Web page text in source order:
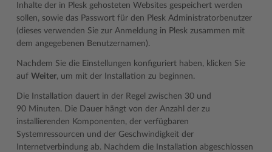
Inhalte der in Plesk gehosteten Websites gespeichert werden
sollen, sowie das Passwort für den Plesk Administratorbenutzer
(dieses verwenden Sie zur Anmeldung in Plesk zusammen mit
dem angegebenen Benutzernamen).
Nachdem Sie die Einstellungen konfiguriert haben, klicken Sie
auf Weiter, um mit der Installation zu beginnen.
Die Installation dauert in der Regel zwischen 30 und
90 Minuten. Die Dauer hängt von der Anzahl der zu
installierenden Komponenten, der verfügbaren
Systemressourcen und der Geschwindigkeit der
Internetverbindung ab. Nachdem die Installation abgeschlossen